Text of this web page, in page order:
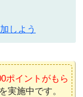
しよう
ポイントがもら
を実施中です。